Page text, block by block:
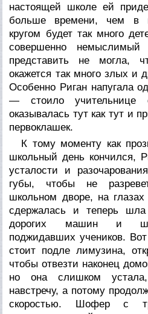
настоящей школе ей
больше времени, чем в
кругом будет так много
совершенно
представить не могла,
окажется так много злых и
Особенно Риган напугала
— стоило учительнице
оказывалась тут как тут и
первоклашек.
К тому моменту как
школьный день кончился,
усталости и
губы, чтобы не
школьном дворе, на
сдержалась и теперь
дорогих машин и
поджидавших учеников.
стоит подле лимузина,
чтобы отвезти наконец
но она слишком
навстречу, а потому
скоростью. Шофер с